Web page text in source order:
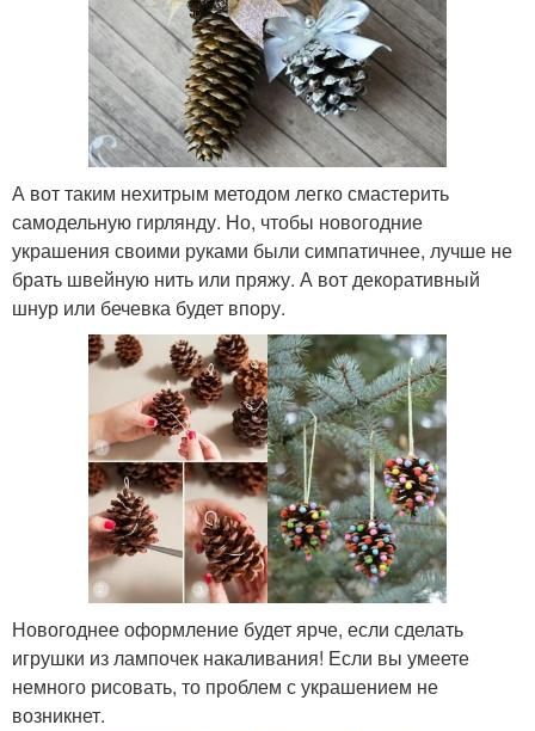
А вот таким нехитрым методом легко смастерить
самодельную гирлянду. Но, чтобы новогодние
украшения своими руками были симпатичнее, лучше не
брать швейную нить или пряжу. А вот декоративный
шнур или бечевка будет впору.
Новогоднее оформление будет ярче, если сделать
игрушки из лампочек накаливания! Если вы умеете
немного рисовать, то проблем с украшением не
возникнет.